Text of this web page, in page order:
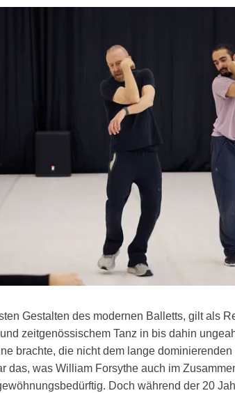
Gestalten des modernen Balletts, gilt als
zeitgenössischem Tanz in bis dahin
brachte, die nicht dem lange
das, was William Forsythe auch im
Doch während der 20